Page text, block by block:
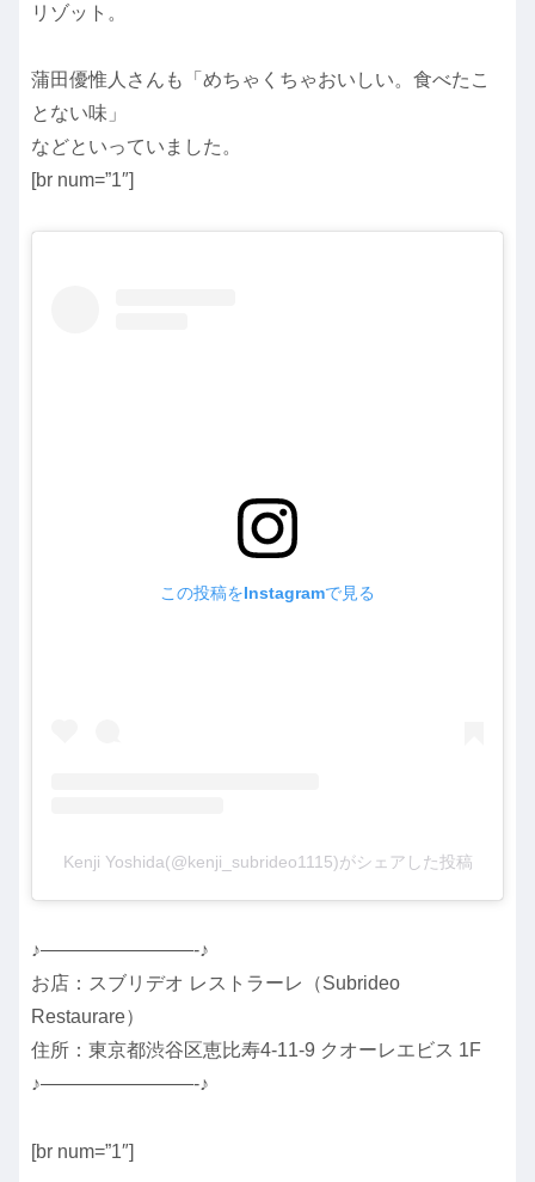
リゾット。
蒲田優惟人さんも「めちゃくちゃおいしい。食べたこ
とない味」
などといっていました。
[br num=”1″]
この投稿をInstagramで見る
Kenji Yoshida(@kenji_subrideo1115)がシェアした投稿
♪————————-♪
お店：スブリデオ レストラーレ（Subrideo
Restaurare）
住所：東京都渋谷区恵比寿4-11-9 クオーレエビス 1F
♪————————-♪
[br num=”1″]